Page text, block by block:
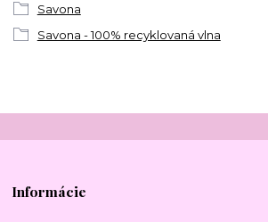
Savona
Savona - 100% recyklovaná vlna
Informácie